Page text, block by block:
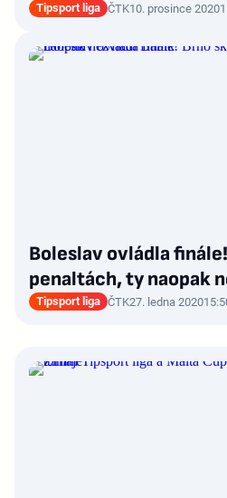
Tipsport liga ČTK10. prosince 2020
Boleslav ovládla
penaltách, ty naopak
Tipsport liga ČTK27. ledna 2020